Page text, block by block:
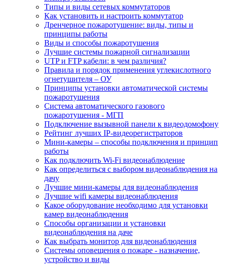
Типы и виды сетевых коммутаторов
Как установить и настроить коммутатор
Дренчерное пожаротушение: виды, типы и
принципы работы
Виды и способы пожаротушения
Лучшие системы пожарной сигнализации
UTP и FTP кабели: в чем различия?
Правила и порядок применения углекислотного
огнетушителя – ОУ
Принципы установки автоматической системы
пожаротушения
Система автоматического газового
пожаротушения - МГП
Подключение вызывной панели к видеодомофону
Рейтинг лучших IP-видеорегистраторов
Мини-камеры – способы подключения и принцип
работы
Как подключить Wi-Fi видеонаблюдение
Как определиться с выбором видеонаблюдения на
дачу
Лучшие мини-камеры для видеонаблюдения
Лучшие wifi камеры видеонаблюдения
Какое оборудование необходимо для установки
камер видеонаблюдения
Способы организации и установки
видеонаблюдения на даче
Как выбрать монитор для видеонаблюдения
Системы оповещения о пожаре - назначение,
устройство и виды